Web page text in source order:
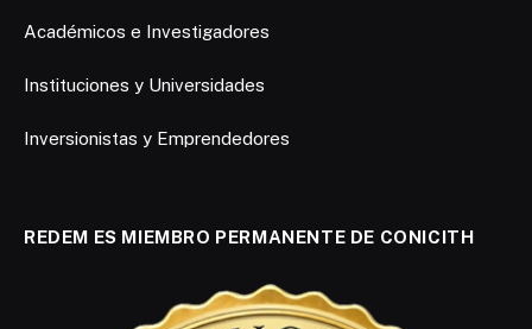
Académicos e Investigadores
Instituciones y Universidades
Inversionistas y Emprendedores
REDEM ES MIEMBRO PERMANENTE DE CONICITH